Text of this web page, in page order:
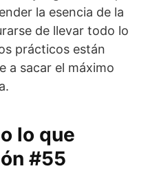
la esencia de la
de llevar todo lo
prácticos están
a sacar el máximo
lo que
#55